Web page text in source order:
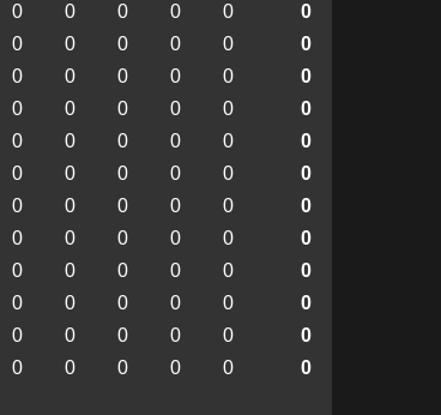
0 0 0 0 0 0
0 0 0 0 0 0
0 0 0 0 0 0
0 0 0 0 0 0
0 0 0 0 0 0
0 0 0 0 0 0
0 0 0 0 0 0
0 0 0 0 0 0
0 0 0 0 0 0
0 0 0 0 0 0
0 0 0 0 0 0
0 0 0 0 0 0